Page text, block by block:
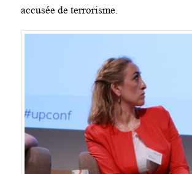
accusée de terrorisme.